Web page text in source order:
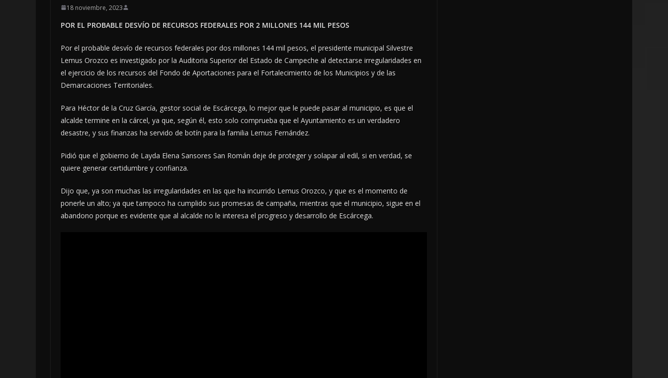
18 noviembre, 2023
POR EL PROBABLE DESVÍO DE RECURSOS FEDERALES POR 2 MILLONES 144 MIL PESOS
Por el probable desvío de recursos federales por dos millones 144 mil pesos, el presidente municipal Silvestre
Lemus Orozco es investigado por la Auditoria Superior del Estado de Campeche al detectarse irregularidades en
el ejercicio de los recursos del Fondo de Aportaciones para el Fortalecimiento de los Municipios y de las
Demarcaciones Territoriales.
Para Héctor de la Cruz García, gestor social de Escárcega, lo mejor que le puede pasar al municipio, es que el
alcalde termine en la cárcel, ya que, según él, esto solo comprueba que el Ayuntamiento es un verdadero
desastre, y sus finanzas ha servido de botín para la familia Lemus Fernández.
Pidió que el gobierno de Layda Elena Sansores San Román deje de proteger y solapar al edil, si en verdad, se
quiere generar certidumbre y confianza.
Dijo que, ya son muchas las irregularidades en las que ha incurrido Lemus Orozco, y que es el momento de
ponerle un alto; ya que tampoco ha cumplido sus promesas de campaña, mientras que el municipio, sigue en el
abandono porque es evidente que al alcalde no le interesa el progreso y desarrollo de Escárcega.